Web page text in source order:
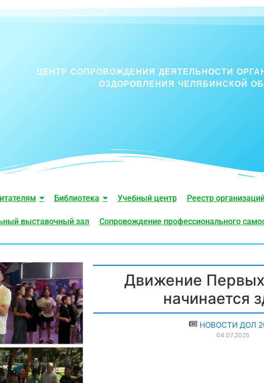
ЦЕНТР СОПРОВОЖДЕНИЯ ДЕЯТЕЛЬНОСТИ
ОЗДОРОВЛЕНИЯ ЧЕЛЯБИНСКОЙ
Библиотека Учебный центр Реестр
выставочный зал Сопровождение профессионального
Движение
начинается
НОВОСТИ ДОЛ
04.07.2025